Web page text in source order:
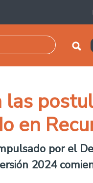
las
en
por el
2024